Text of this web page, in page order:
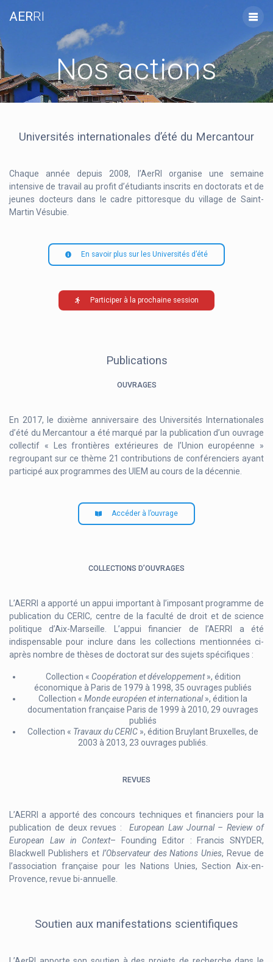
AERRI
Nos actions
Universités internationales d’été du Mercantour
Chaque année depuis 2008, l’AerRI organise une semaine
intensive de travail au profit d’étudiants inscrits en doctorats et de
jeunes docteurs dans le cadre pittoresque du village de Saint-
Martin Vésubie.
En savoir plus sur les Universités d’été
Participer à la prochaine session
Publications
OUVRAGES
En 2017, le dixième anniversaire des Universités Internationales
d’été du Mercantour a été marqué par la publication d’un ouvrage
collectif « Les frontières extérieures de l’Union européenne »
regroupant sur ce thème 21 contributions de conférenciers ayant
participé aux programmes des UIEM au cours de la décennie.
Accéder à l’ouvrage
COLLECTIONS D’OUVRAGES
L’AERRI a apporté un appui important à l’imposant programme de
publication du CERIC, centre de la faculté de droit et de science
politique d’Aix-Marseille. L’appui financier de l’AERRI a été
indispensable pour inclure dans les collections mentionnées ci-
après nombre de thèses de doctorat sur des sujets spécifiques :
Collection « Coopération et développement», édition
économique à Paris de 1979 à 1998, 35 ouvrages publiés
Collection « Monde européen et international», édition la
documentation française Paris de 1999 à 2010, 29 ouvrages
publiés
Collection « Travaux du CERIC », édition Bruylant Bruxelles, de
2003 à 2013, 23 ouvrages publiés.
REVUES
L’AERRI a apporté des concours techniques et financiers pour la
publication de deux revues : European Law Journal – Review of
European Law in Context– Founding Editor : Francis SNYDER,
Blackwell Publishers et l’Observateur des Nations Unies, Revue de
l’association française pour les Nations Unies, Section Aix-en-
Provence, revue bi-annuelle.
Soutien aux manifestations scientifiques